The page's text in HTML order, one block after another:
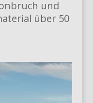
und
über 50